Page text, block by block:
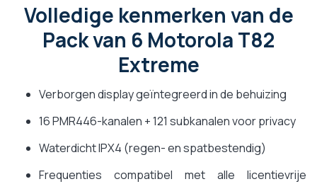
Volledige kenmerken van de
Pack van 6 Motorola T82
Extreme
Verborgen display geïntegreerd in de behuizing
16 PMR446-kanalen + 121 subkanalen voor privacy
Waterdicht IPX4 (regen- en spatbestendig)
Frequenties compatibel met alle licentievrije